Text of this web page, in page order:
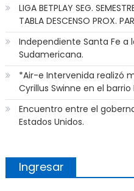
LIGA BETPLAY SEG.
TABLA DESCENSO PROX.
Independiente Santa Fe a
Sudamericana.
*Air-e Intervenida realizó
Cyrillus Swinne en el barrio
Encuentro entre el
Estados Unidos.
Ingresar